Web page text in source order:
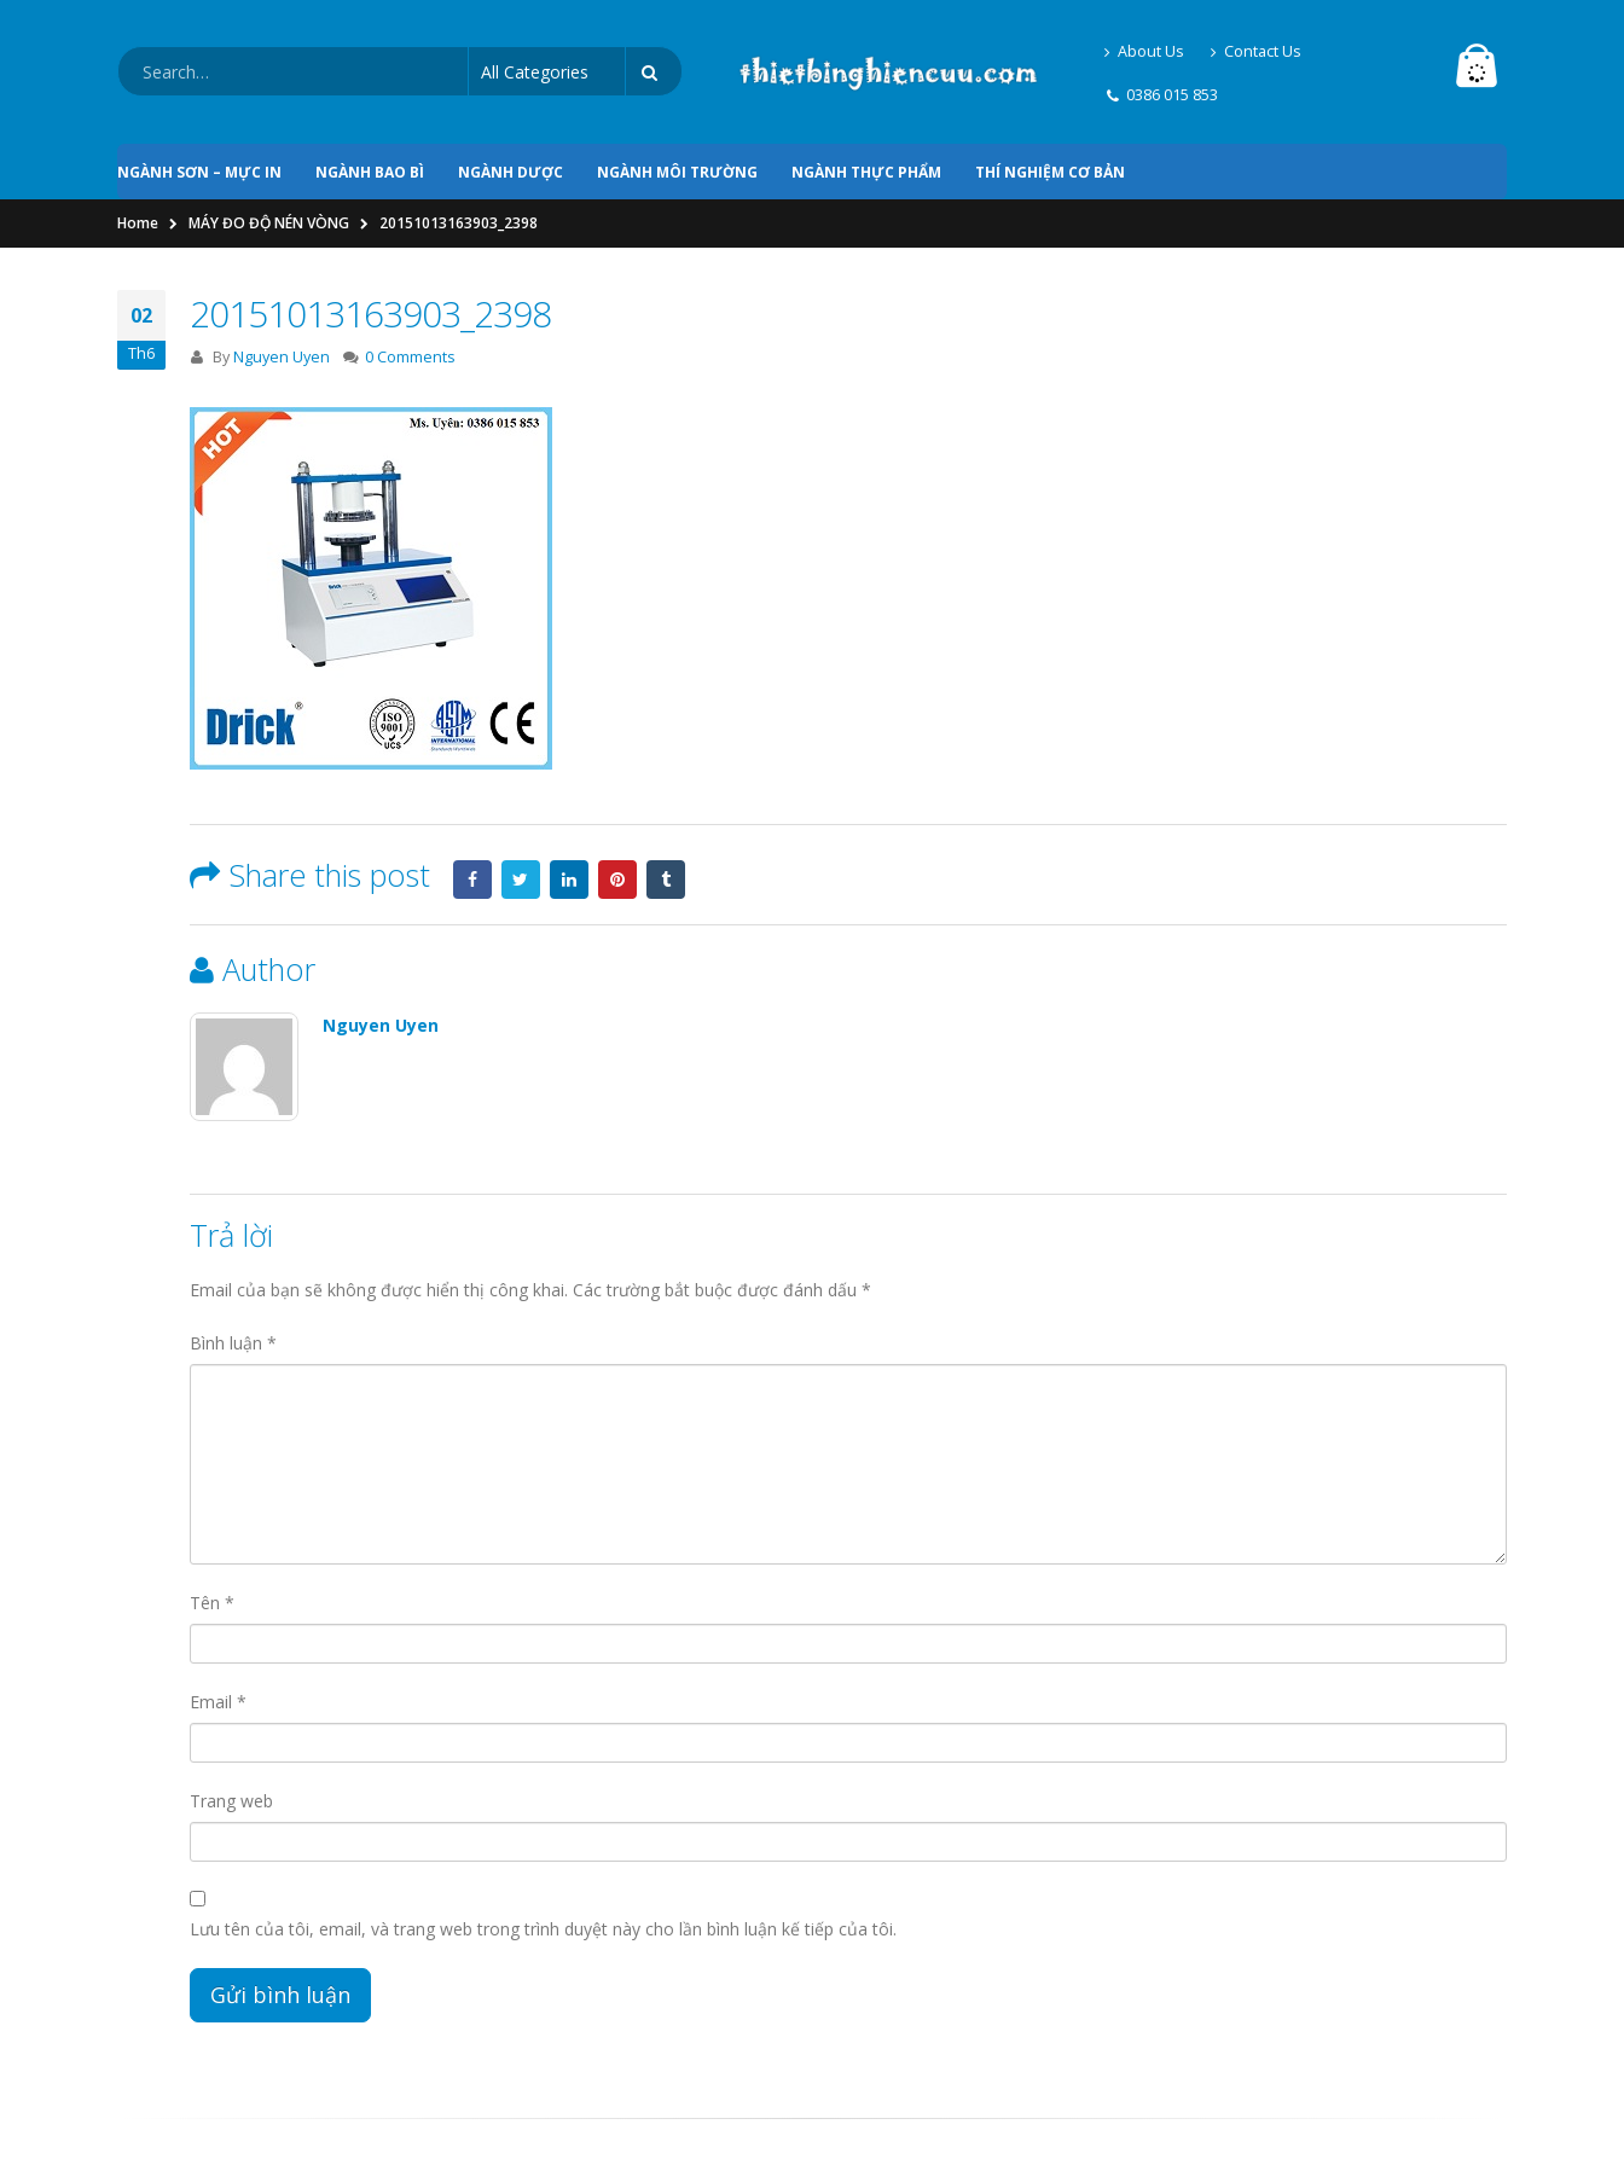
About Us Contact Us
0386 015 853
NGÀNH SƠN – MỰC IN NGÀNH BAO BÌ NGÀNH DƯỢC NGÀNH MÔI TRƯỜNG NGÀNH THỰC PHẨM THÍ NGHIỆM CƠ BẢN
Home MÁY ĐO ĐỘ NÉN VÒNG 20151013163903_2398
02
Th6
20151013163903_2398
ByNguyen Uyen 0 Comments
Share this post
Author
Nguyen Uyen
Trả lời
Email của bạn sẽ không được hiển thị công khai. Các trường bắt buộc được đánh dấu *
Bình luận *
Tên *
Email *
Trang web
Lưu tên của tôi, email, và trang web trong trình duyệt này cho lần bình luận kế tiếp của tôi.